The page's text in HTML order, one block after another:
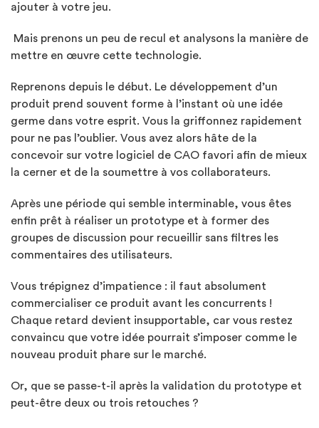
ajouter à votre jeu.
Mais prenons un peu de recul et analysons la manière de
mettre en œuvre cette technologie.
Reprenons depuis le début. Le développement d’un
produit prend souvent forme à l’instant où une idée
germe dans votre esprit. Vous la griffonnez rapidement
pour ne pas l’oublier. Vous avez alors hâte de la
concevoir sur votre logiciel de CAO favori afin de mieux
la cerner et de la soumettre à vos collaborateurs.
Après une période qui semble interminable, vous êtes
enfin prêt à réaliser un prototype et à former des
groupes de discussion pour recueillir sans filtres les
commentaires des utilisateurs.
Vous trépignez d’impatience : il faut absolument
commercialiser ce produit avant les concurrents !
Chaque retard devient insupportable, car vous restez
convaincu que votre idée pourrait s’imposer comme le
nouveau produit phare sur le marché.
Or, que se passe-t-il après la validation du prototype et
peut-être deux ou trois retouches ?